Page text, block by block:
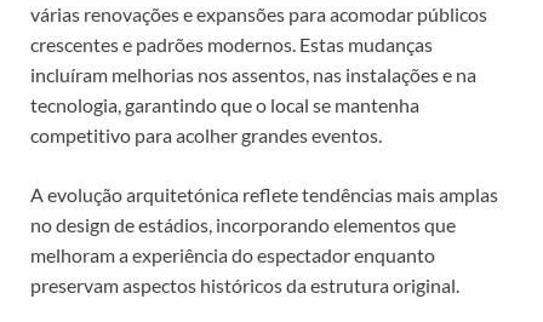
várias renovações e expansões para acomodar públicos
crescentes e padrões modernos. Estas mudanças
incluíram melhorias nos assentos, nas instalações e na
tecnologia, garantindo que o local se mantenha
competitivo para acolher grandes eventos.
A evolução arquitetónica reflete tendências mais amplas
no design de estádios, incorporando elementos que
melhoram a experiência do espectador enquanto
preservam aspectos históricos da estrutura original.